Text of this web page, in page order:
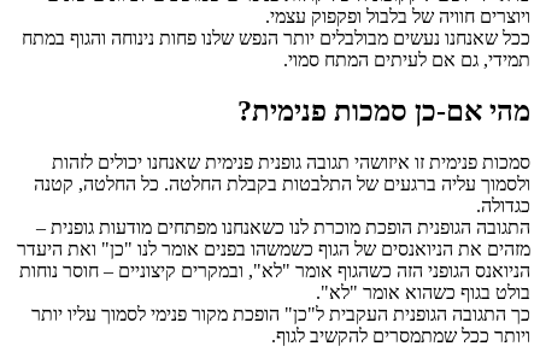
ויוצרים חוויה של בלבול ופקפוק עצמי.
ככל שאנחנו נעשים מבולבלים יותר הנפש שלנו פחות נינוחה והגוף במתח
תמידי, גם אם לעיתים המתח סמוי.
מהי אם-כן סמכות פנימית?
סמכות פנימית זו איזושהי תגובה גופנית פנימית שאנחנו יכולים לזהות
ולסמוך עליה ברגעים של התלבטות בקבלת החלטה. כל החלטה, קטנה
כגדולה.
התגובה הגופנית הופכת מוכרת לנו כשאנחנו מפתחים מודעות גופנית –
מזהים את הניואנסים של הגוף כשמשהו בפנים אומר לנו "כן" ואת היעדר
הניואנס הגופני הזה כשהגוף אומר "לא", ובמקרים קיצוניים – חוסר נוחות
בולט בגוף כשהוא אומר "לא".
כך התגובה הגופנית העקבית ל"כן" הופכת מקור פנימי לסמוך עליו יותר
ויותר ככל שמתמסרים להקשיב לגוף.